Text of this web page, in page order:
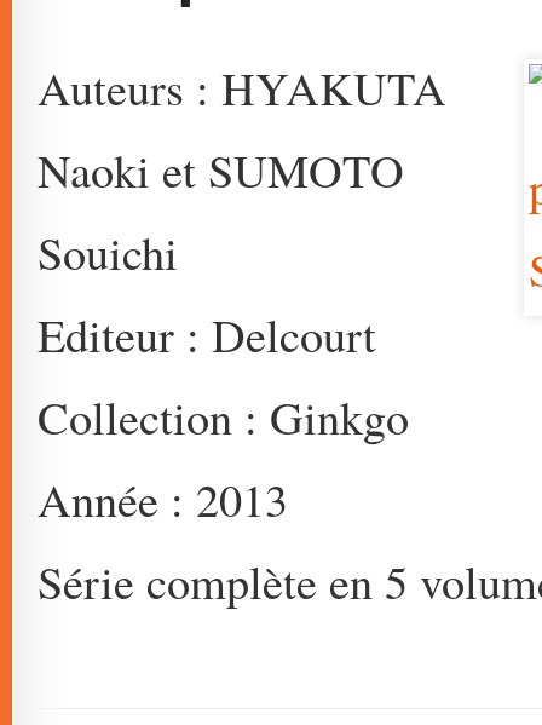
Auteurs : HYAKUTA
Naoki et SUMOTO
Souichi
Editeur : Delcourt
Collection : Ginkgo
Année : 2013
Série complète en 5